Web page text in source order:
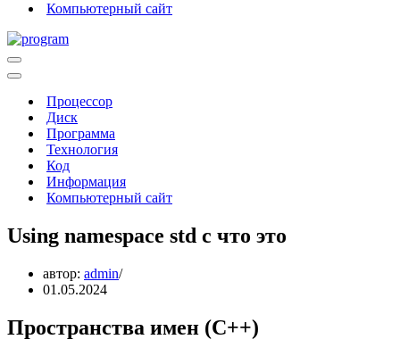
Компьютерный сайт
Меню
навигации
Меню
навигацииПроцессор
Диск
Программа
Технология
Код
Информация
Компьютерный сайт
Using namespace std c что это
автор: admin
01.05.2024
Пространства имен (C++)